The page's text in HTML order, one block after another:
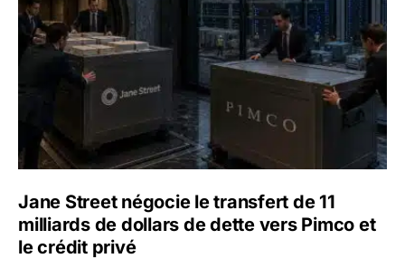
Jane Street négocie le transfert de 11
milliards de dollars de dette vers Pimco et
le crédit privé